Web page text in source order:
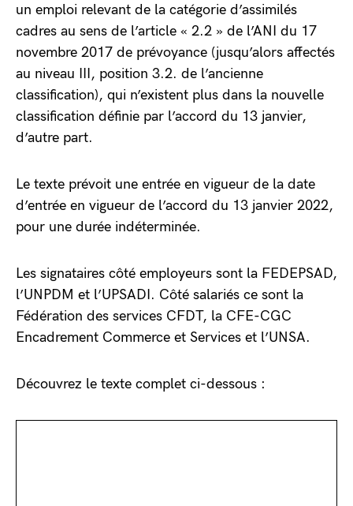
un emploi relevant de la catégorie d’assimilés
cadres au sens de l’article « 2.2 » de l’ANI du 17
novembre 2017 de prévoyance (jusqu’alors affectés
au niveau III, position 3.2. de l’ancienne
classification), qui n’existent plus dans la nouvelle
classification définie par l’accord du 13 janvier,
d’autre part.
Le texte prévoit une entrée en vigueur de la date
d’entrée en vigueur de l’accord du 13 janvier 2022,
pour une durée indéterminée.
Les signataires côté employeurs sont la FEDEPSAD,
l’UNPDM et l’UPSADI. Côté salariés ce sont la
Fédération des services CFDT, la CFE-CGC
Encadrement Commerce et Services et l’UNSA.
Découvrez le texte complet ci-dessous :